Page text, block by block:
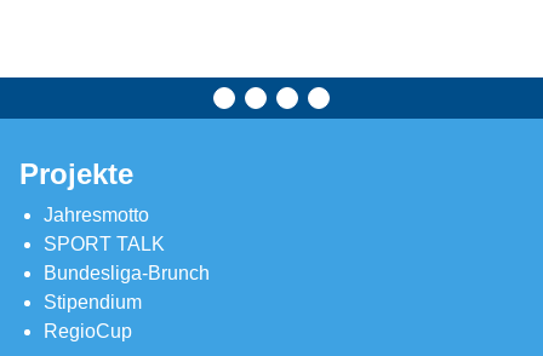
Projekte
Jahresmotto
SPORT TALK
Bundesliga-Brunch
Stipendium
RegioCup